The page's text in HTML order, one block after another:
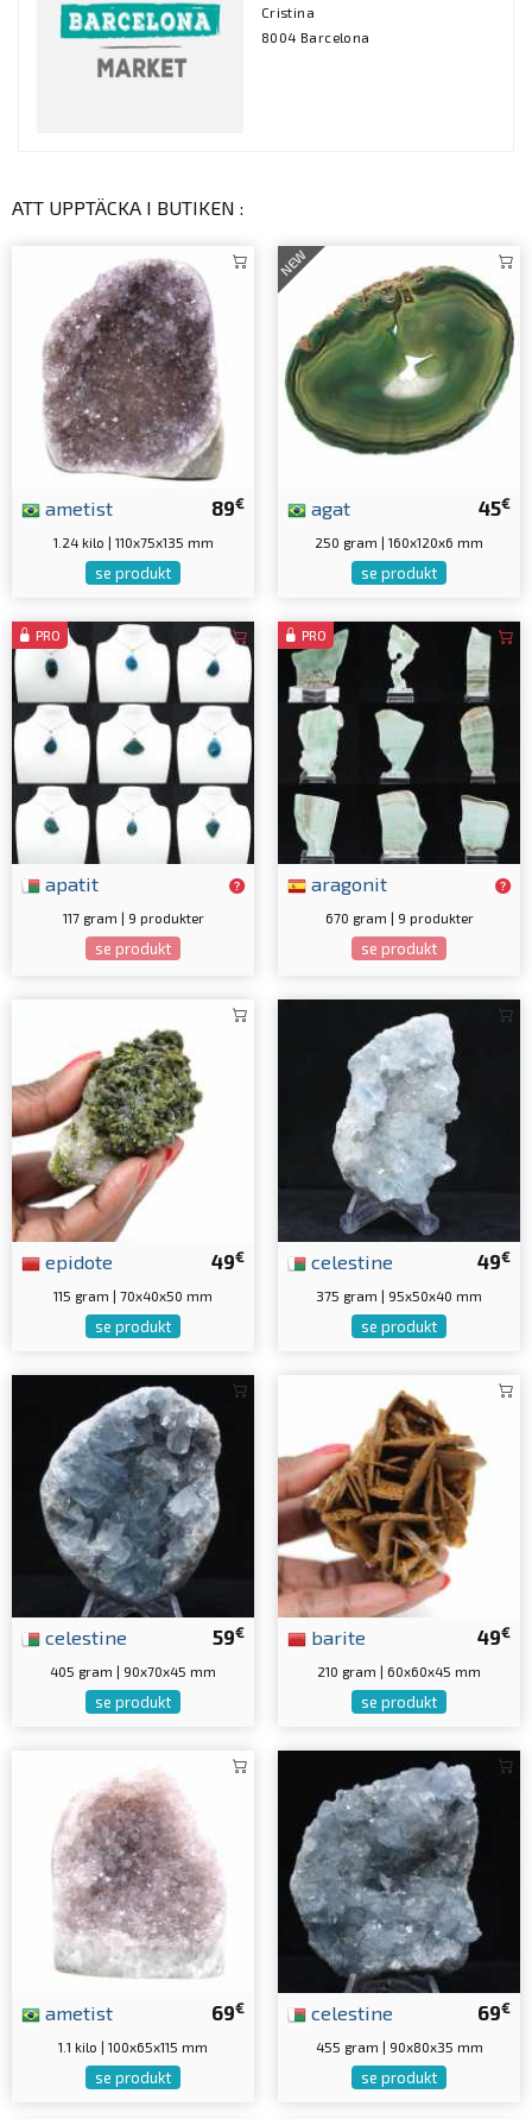
Cristina
8004 Barcelona
ATT UPPTÄCKA I BUTIKEN :
89€
ametist
1.24 kilo | 110x75x135 mm
se produkt
NEW
45€
agat
250 gram | 160x120x6 mm
se produkt
PRO
apatit
117 gram | 9 produkter
se produkt
PRO
aragonit
670 gram | 9 produkter
se produkt
49€
epidote
115 gram | 70x40x50 mm
se produkt
49€
celestine
375 gram | 95x50x40 mm
se produkt
59€
celestine
405 gram | 90x70x45 mm
se produkt
49€
barite
210 gram | 60x60x45 mm
se produkt
69€
ametist
1.1 kilo | 100x65x115 mm
se produkt
69€
celestine
455 gram | 90x80x35 mm
se produkt